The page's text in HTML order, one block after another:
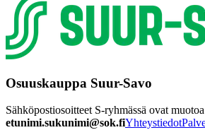
Osuuskauppa Suur-Savo
Sähköpostiosoitteet S-ryhmässä ovat muotoa
etunimi.sukunimi@sok.fiYhteystiedot